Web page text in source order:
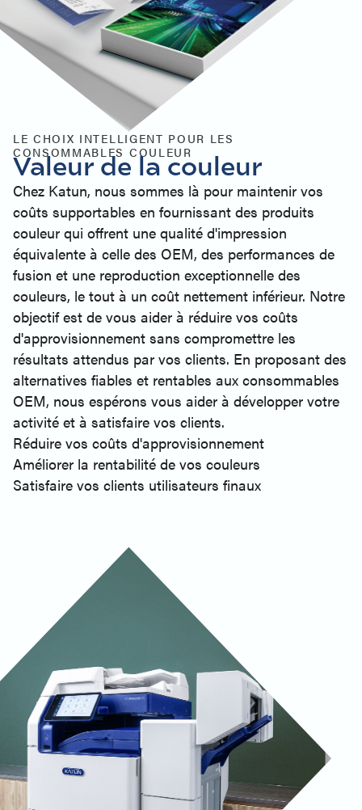
LE CHOIX INTELLIGENT POUR LES
CONSOMMABLES COULEUR
Valeur de la couleur
Chez Katun, nous sommes là pour maintenir vos
coûts supportables en fournissant des produits
couleur qui offrent une qualité d'impression
équivalente à celle des OEM, des performances de
fusion et une reproduction exceptionnelle des
couleurs, le tout à un coût nettement inférieur. Notre
objectif est de vous aider à réduire vos coûts
d'approvisionnement sans compromettre les
résultats attendus par vos clients. En proposant des
alternatives fiables et rentables aux consommables
OEM, nous espérons vous aider à développer votre
activité et à satisfaire vos clients.
Réduire vos coûts d'approvisionnement
Améliorer la rentabilité de vos couleurs
Satisfaire vos clients utilisateurs finaux